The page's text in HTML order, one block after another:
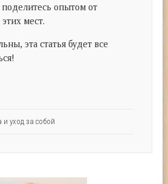
опытом от
мест.
эта статья будет все
и уход за собой